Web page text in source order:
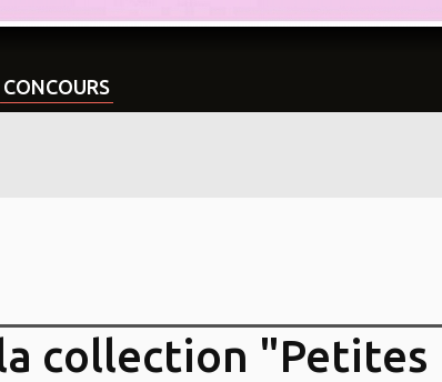
CONCOURS
collection "Petites